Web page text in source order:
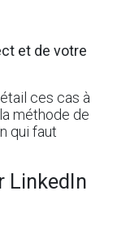
et de votre
ces cas à
méthode de
qui faut
LinkedIn